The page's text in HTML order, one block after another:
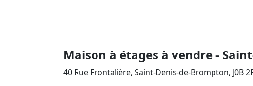
Maison à étages à vendre -
40 Rue Frontalière, Saint-Denis-de-Brompton, J0B